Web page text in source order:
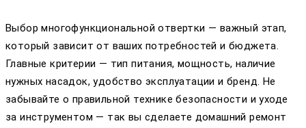
Выбор многофункциональной отвертки — важный этап,
который зависит от ваших потребностей и бюджета.
Главные критерии — тип питания, мощность, наличие
нужных насадок, удобство эксплуатации и бренд. Не
забывайте о правильной технике безопасности и уходе
за инструментом — так вы сделаете домашний ремонт